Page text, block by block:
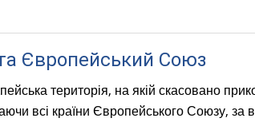
Європейський Союз
територія, на якій скасовано
всі країни Європейського Союзу, за